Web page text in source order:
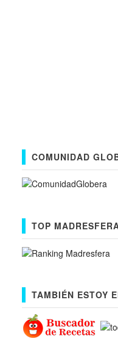
COMUNIDAD
TOP
TAMBIÉN ESTOY